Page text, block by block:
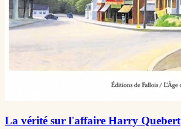
La vérité sur l'affaire Harry Quebert